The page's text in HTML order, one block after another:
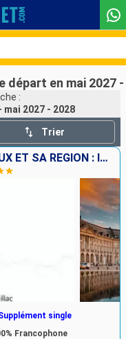
départ en mai 2027 -
:
2027 - 2028
Trier
CROISIÈRE AU C½UR DE BORDEAUX ET SA RÉGION : ITINÉRAIRE DÉCOUVERTE
single
Francophone